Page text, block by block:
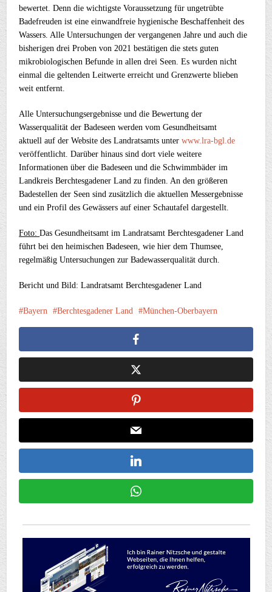
bewertet. Denn die wichtigste Voraussetzung für ungetrübte
Badefreuden ist eine einwandfreie hygienische Beschaffenheit des
Wassers. Alle Untersuchungen der vergangenen Jahre und auch die
bisherigen drei Proben von 2021 bestätigen die stets guten
mikrobiologischen Befunde in allen drei Seen. Es wurden nicht
einmal die geltenden Leitwerte erreicht und Grenzwerte blieben
weit entfernt.
Alle Untersuchungsergebnisse und die Bewertung der
Wasserqualität der Badeseen werden vom Gesundheitsamt
aktuell auf der Website des Landratsamts unterwww.lra-bgl.de
veröffentlicht. Darüber hinaus sind dort viele weitere
Informationen über die Badeseen und die Schwimmbäder im
Landkreis Berchtesgadener Land zu finden. An den größeren
Badestellen der Seen sind zusätzlich die aktuellen Messergebnisse
und ein Profil des Gewässers auf einer Schautafel dargestellt.
Foto:Das Gesundheitsamt im Landratsamt Berchtesgadener Land
führt bei den heimischen Badeseen, wie hier dem Thumsee,
regelmäßig Untersuchungen zur Badewasserqualität durch.
Bericht und Bild: Landratsamt Berchtesgadener Land
Bayern Berchtesgadener Land München-Oberbayern